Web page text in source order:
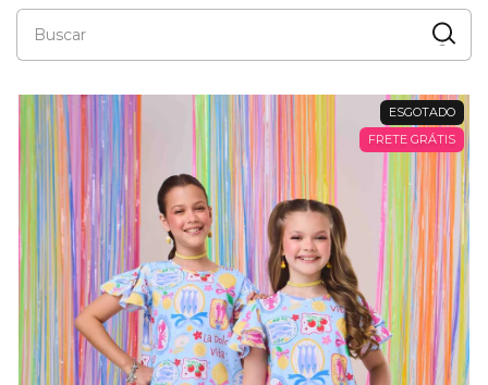
ESGOTADO
FRETE GRÁTIS